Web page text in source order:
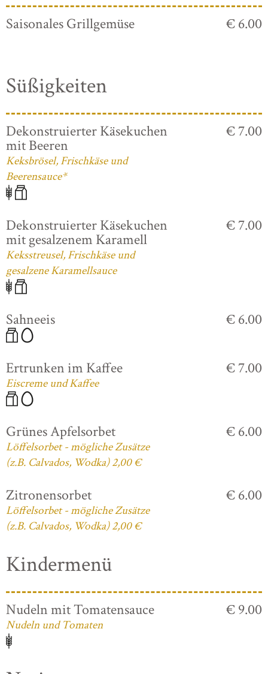
Saisonales Grillgemüse € 6.00
Süßigkeiten
Dekonstruierter Käsekuchen
mit Beeren
Keksbrösel, Frischkäse und
Beerensauce*
€ 7.00
Dekonstruierter Käsekuchen
mit gesalzenem Karamell
Keksstreusel, Frischkäse und
gesalzene Karamellsauce
€ 7.00
Sahneeis € 6.00
Ertrunken im Kaffee
Eiscreme und Kaffee
€ 7.00
Grünes Apfelsorbet
Löffelsorbet - mögliche Zusätze
(z.B. Calvados, Wodka) 2,00 €
€ 6.00
Zitronensorbet
Löffelsorbet - mögliche Zusätze
(z.B. Calvados, Wodka) 2,00 €
€ 6.00
Kindermenü
Nudeln mit Tomatensauce
Nudeln und Tomaten
€ 9.00